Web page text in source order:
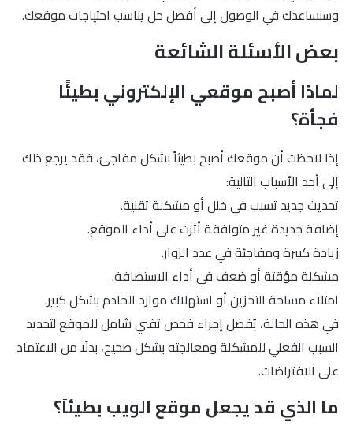
وسنساعدك في الوصول إلى أفضل حل يناسب احتياجات موقعك.
بعض الأسئلة الشائعة
لماذا أصبح موقعي الإلكتروني بطيئًا
فجأة؟
إذا لاحظت أن موقعك أصبح بطيئاً بشكل مفاجئ، فقد يرجع ذلك
إلى أحد الأسباب التالية:
تحديث جديد تسبب في خلل أو مشكلة تقنية.
إضافة جديدة غير متوافقة أثرت على أداء الموقع.
زيادة كبيرة ومفاجئة في عدد الزوار.
مشكلة مؤقتة أو ضعف في أداء الاستضافة.
امتلاء مساحة التخزين أو استهلاك موارد الخادم بشكل كبير.
في هذه الحالة، يُفضل إجراء فحص تقني شامل للموقع لتحديد
السبب الفعلي للمشكلة ومعالجته بشكل صحيح، بدلًا من الاعتماد
على الافتراضات.
ما الذي قد يجعل موقع الويب بطيئاً؟